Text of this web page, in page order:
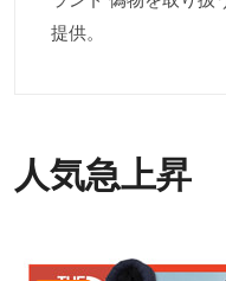
提供。
人気急上昇